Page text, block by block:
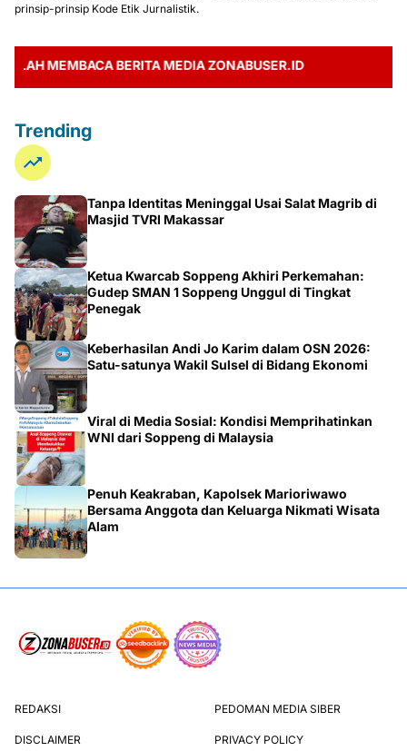
prinsip-prinsip Kode Etik Jurnalistik.
BERITA MEDIA ZONABUSER.ID
Trending
Tanpa Identitas Meninggal Usai Salat Magrib di
Masjid TVRI Makassar
Ketua Kwarcab Soppeng Akhiri Perkemahan:
Gudep SMAN 1 Soppeng Unggul di Tingkat
Penegak
Keberhasilan Andi Jo Karim dalam OSN 2026:
Satu-satunya Wakil Sulsel di Bidang Ekonomi
Viral di Media Sosial: Kondisi Memprihatinkan
WNI dari Soppeng di Malaysia
Penuh Keakraban, Kapolsek Marioriwawo
Bersama Anggota dan Keluarga Nikmati Wisata
Alam
REDAKSI PEDOMAN MEDIA SIBER
DISCLAIMER PRIVACY POLICY